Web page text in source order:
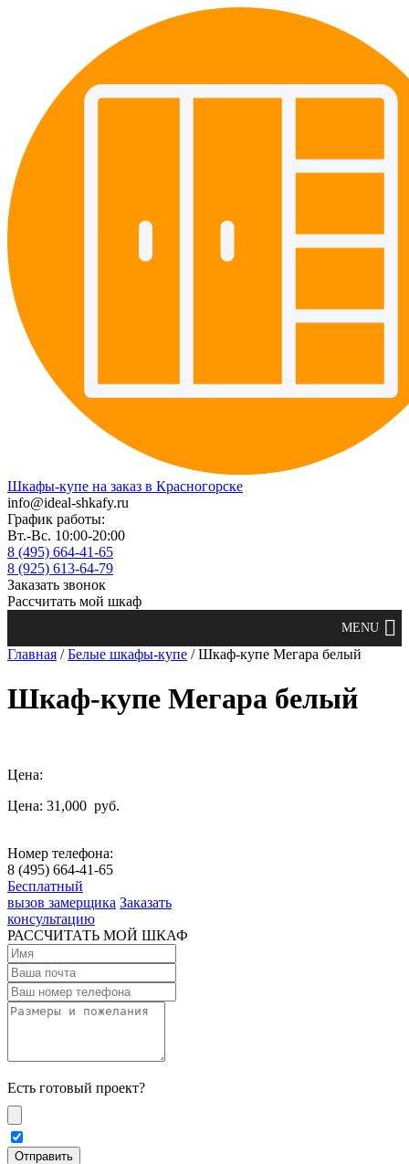
Шкафы-купе на заказ в Красногорске
info@ideal-shkafy.ru
График работы:
Вт.-Вс. 10:00-20:00
8 (495) 664-41-65
8 (925) 613-64-79
Заказать звонок
Рассчитать мой шкаф
Главная /Белые шкафы-купе / Шкаф-купе Мегара белый
Шкаф-купе Мегара белый
Цена:
Цена: 31,000 руб.
Номер телефона:
8 (495) 664-41-65
Бесплатный
вызов замерщика Заказать
консультацию
РАССЧИТАТЬ МОЙ ШКАФ
Есть готовый проект?